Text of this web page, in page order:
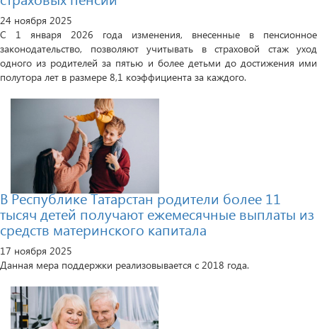
24 ноября 2025
С 1 января 2026 года изменения, внесенные в пенсионное
законодательство, позволяют учитывать в страховой стаж уход
одного из родителей за пятью и более детьми до достижения ими
полутора лет в размере 8,1 коэффициента за каждого.
В Республике Татарстан родители более 11
тысяч детей получают ежемесячные выплаты из
средств материнского капитала
17 ноября 2025
Данная мера поддержки реализовывается с 2018 года.